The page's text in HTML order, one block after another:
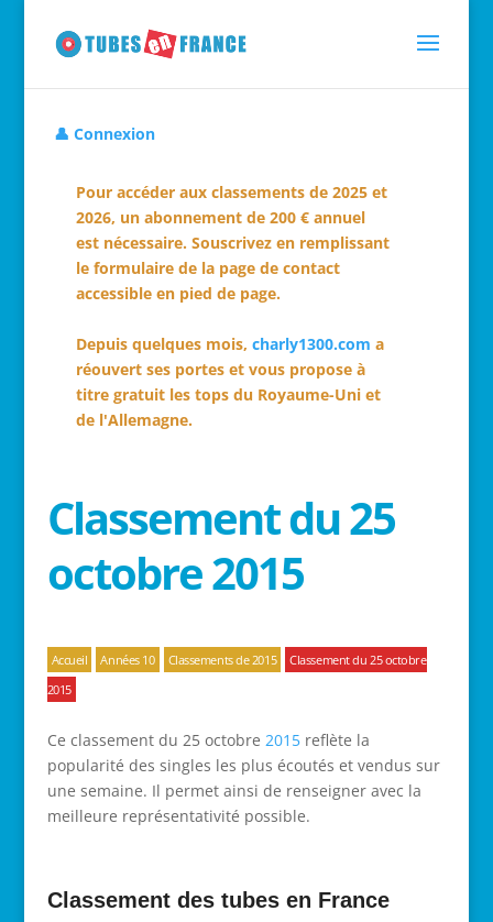
👤 Connexion
Pour accéder aux classements de 2025 et
2026, un abonnement de 200 € annuel
est nécessaire. Souscrivez en remplissant
le formulaire de la page de contact
accessible en pied de page.
Depuis quelques mois, charly1300.com a
réouvert ses portes et vous propose à
titre gratuit les tops du Royaume-Uni et
de l'Allemagne.
Classement du 25
octobre 2015
Accueil Années 10 Classements de 2015
Classement du 25 octobre
2015
Ce classement du 25 octobre 2015reflète la
popularité des singles les plus écoutés et vendus sur
une semaine. Il permet ainsi de renseigner avec la
meilleure représentativité possible.
Classement des tubes en France